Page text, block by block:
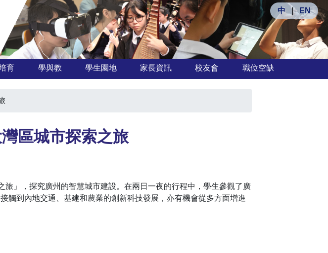
中 | EN
育 學與教 學生園地 家長資訊 校友會 職位空缺
區城市探索之旅
」，探究廣州的智慧城市建設。在兩日一夜的行程中，學生參觀了廣
觸到內地交通、基建和農業的創新科技發展，亦有機會從多方面增進